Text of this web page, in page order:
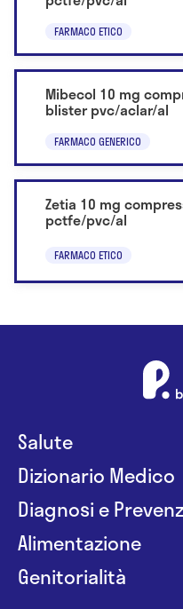
FARMACO ETICO
Mibecol 10 mg
blister pvc/aclar/al
FARMACO GENERICO
Zetia 10 mg
pctfe/pvc/al
FARMACO ETICO
Salute
Dizionario Medico
Diagnosi e
Alimentazione
Genitorialità